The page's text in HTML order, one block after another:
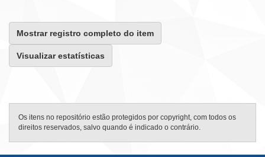
Mostrar registro completo do item
Visualizar estatísticas
Os itens no repositório estão protegidos por copyright, com todos os
direitos reservados, salvo quando é indicado o contrário.